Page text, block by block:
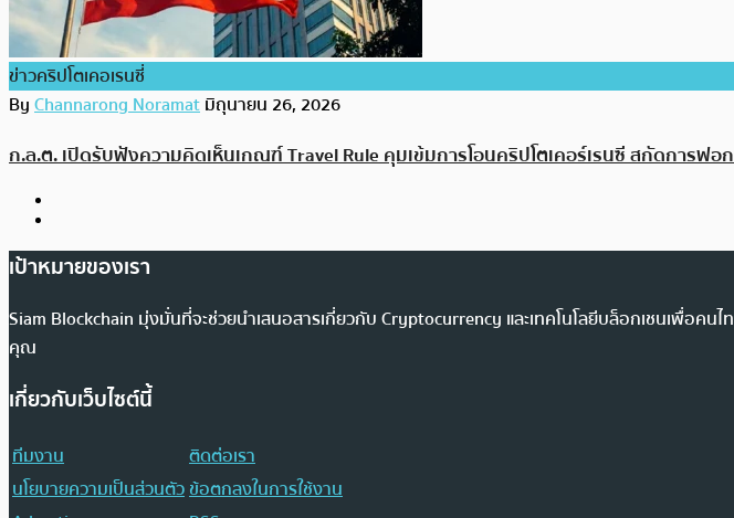
ข่าวคริปโตเคอเรนซี่
ByChannarong Noramatมิถุนายน 26, 2026
ก.ล.ต. เปิดรับฟังความคิดเห็นเกณฑ์ Travel Rule คุมเข้มการโอนคริปโตเคอร์เรนซี สกัดการฟอ
เป้าหมายของเรา
Siam Blockchain มุ่งมั่นที่จะช่วยนำเสนอสารเกี่ยวกับ Cryptocurrency และเทคโนโลยีบล็อกเชนเพื่อค
คุณ
เกี่ยวกับเว็บไซต์นี้
ทีมงาน
ติดต่อเรา
นโยบายความเป็นส่วนตัวข้อตกลงในการใช้งาน